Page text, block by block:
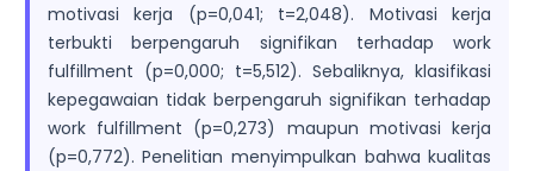
motivasi kerja (p=0,041; t=2,048). Motivasi kerja
terbukti berpengaruh signifikan terhadap work
fulfillment (p=0,000; t=5,512). Sebaliknya, klasifikasi
kepegawaian tidak berpengaruh signifikan terhadap
work fulfillment (p=0,273) maupun motivasi kerja
(p=0,772). Penelitian menyimpulkan bahwa kualitas